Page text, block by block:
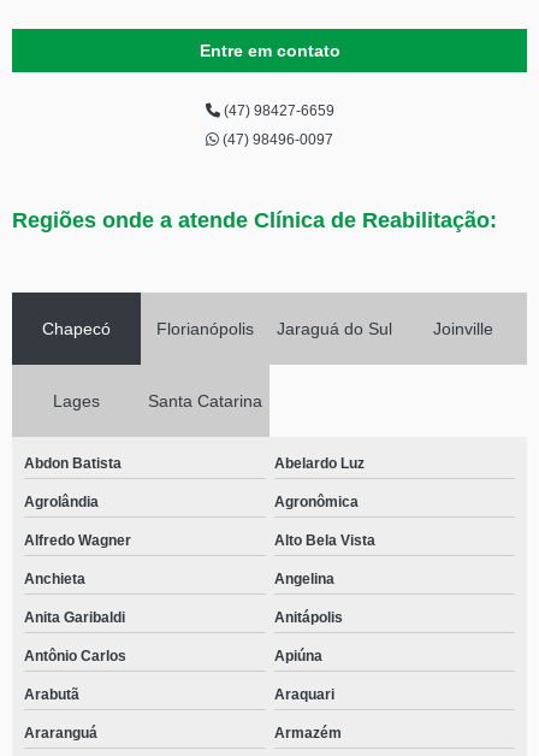
Entre em contato
(47) 98427-6659
(47) 98496-0097
Regiões onde a atende Clínica de Reabilitação:
Chapecó Florianópolis Jaraguá do Sul Joinville
Lages Santa Catarina
Abdon Batista Abelardo Luz
Agrolândia Agronômica
Alfredo Wagner Alto Bela Vista
Anchieta Angelina
Anita Garibaldi Anitápolis
Antônio Carlos Apiúna
Arabutã Araquari
Araranguá Armazém